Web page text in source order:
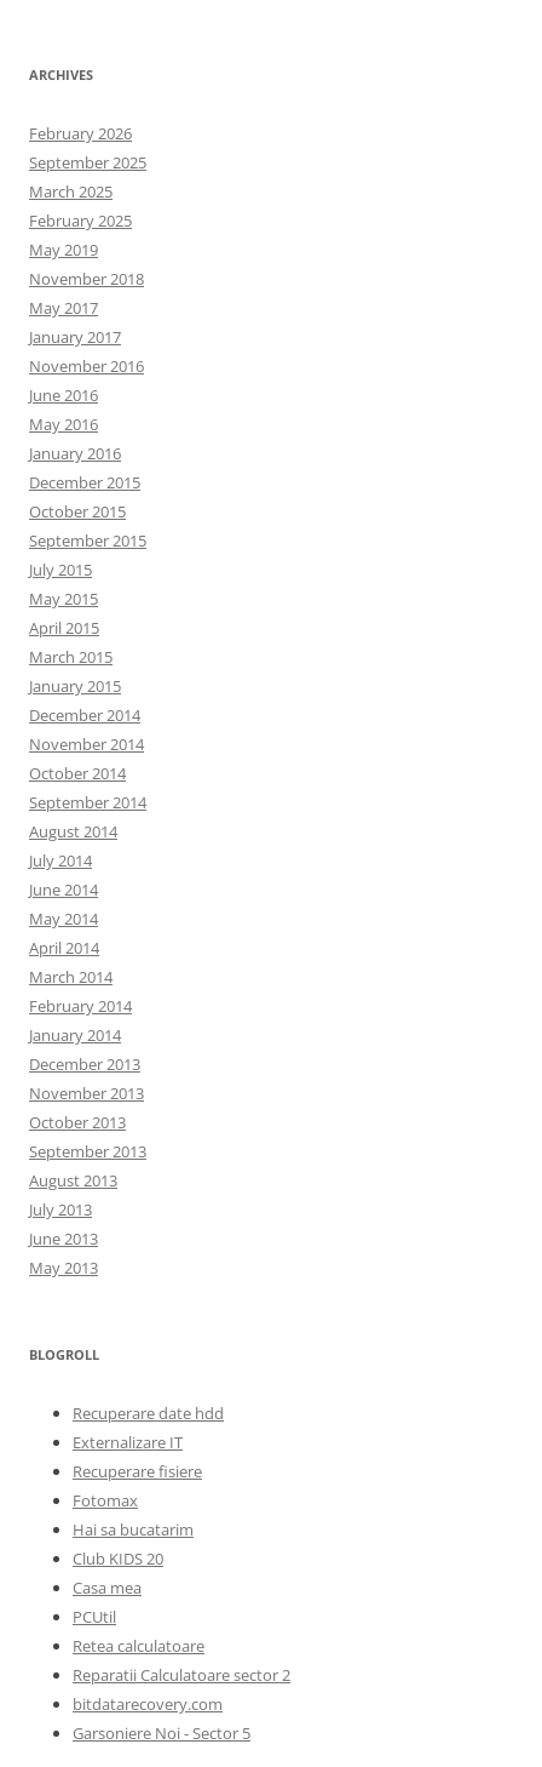
ARCHIVES
February 2026
September 2025
March 2025
February 2025
May 2019
November 2018
May 2017
January 2017
November 2016
June 2016
May 2016
January 2016
December 2015
October 2015
September 2015
July 2015
May 2015
April 2015
March 2015
January 2015
December 2014
November 2014
October 2014
September 2014
August 2014
July 2014
June 2014
May 2014
April 2014
March 2014
February 2014
January 2014
December 2013
November 2013
October 2013
September 2013
August 2013
July 2013
June 2013
May 2013
BLOGROLL
Recuperare date hdd
Externalizare IT
Recuperare fisiere
Fotomax
Hai sa bucatarim
Club KIDS 20
Casa mea
PCUtil
Retea calculatoare
Reparatii Calculatoare sector 2
bitdatarecovery.com
Garsoniere Noi - Sector 5